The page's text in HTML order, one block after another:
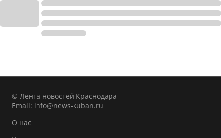
© Лента новостей Краснодара
Email: info@news-kuban.ru
О нас